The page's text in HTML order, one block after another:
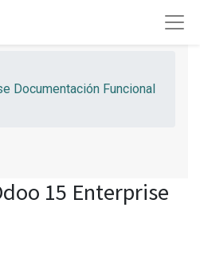
Documentación Funcional
15 Enterprise